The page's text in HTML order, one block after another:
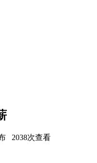
2038次查看